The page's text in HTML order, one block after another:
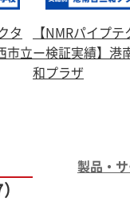
タ
市立
【NMRパイプテ
ー検証実績】港
和プラザ
製品・